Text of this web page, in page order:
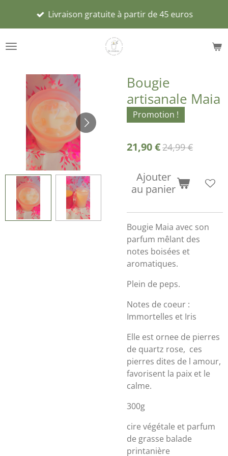
principal
Livraison gratuite à partir de 45 euros
Bougie
artisanale Maia
Promotion !
21,90 €24,99 €
Ajouter
au panier
Bougie Maia avec son
parfum mêlant des
notes boisées et
aromatiques.
Plein de peps.
Notes de coeur :
Immortelles et Iris
Elle est ornee de pierres
de quartz rose, ces
pierres dites de l amour,
favorisent la paix et le
calme.
300g
cire végétale et parfum
de grasse balade
printanière